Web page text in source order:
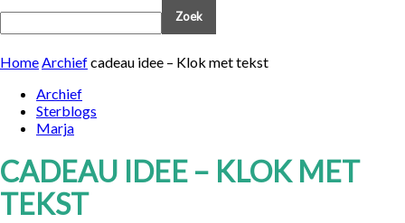
HomeArchiefcadeau idee – Klok met tekst
Archief
Sterblogs
Marja
CADEAU IDEE – KLOK MET
TEKST